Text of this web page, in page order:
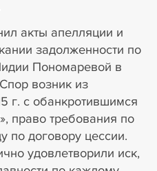
акты апелляции и
задолженности по
Пономаревой в
возник из
г. с обанкротившимся
право требования по
по договору цессии.
удовлетворили иск,